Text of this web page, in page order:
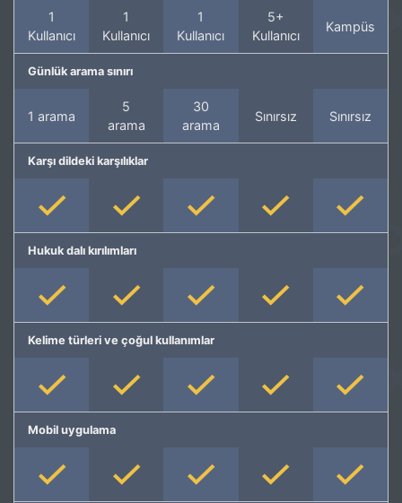
1
Kullanıcı
1
Kullanıcı
1
Kullanıcı
5+
Kullanıcı
Kampüs
Günlük arama sınırı
1 arama
5
arama
30
arama
Sınırsız Sınırsız
Karşı dildeki karşılıklar
Hukuk dalı kırılımları
Kelime türleri ve çoğul kullanımlar
Mobil uygulama